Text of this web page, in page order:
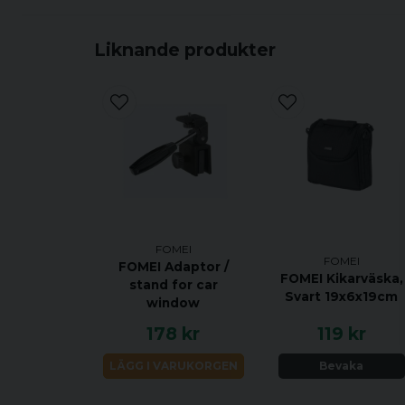
Liknande produkter
FOMEI
FOMEI Adaptor /
stand for car
window
178 kr
LÄGG I VARUKORGEN
FOMEI
FOMEI Kikarväska,
Svart 19x6x19cm
119 kr
Bevaka